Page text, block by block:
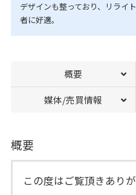
デザインも整っており、リライ
者に好適。
概要
媒体/売買情報
概要
この度はご覧頂きあり